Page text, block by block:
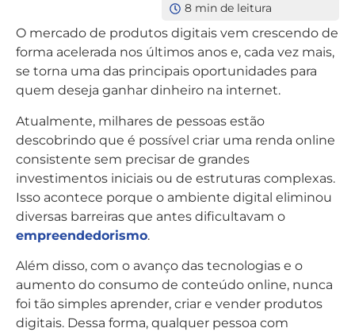
8 min de leitura
O mercado de produtos digitais vem crescendo de
forma acelerada nos últimos anos e, cada vez mais,
se torna uma das principais oportunidades para
quem deseja ganhar dinheiro na internet.
Atualmente, milhares de pessoas estão
descobrindo que é possível criar uma renda online
consistente sem precisar de grandes
investimentos iniciais ou de estruturas complexas.
Isso acontece porque o ambiente digital eliminou
diversas barreiras que antes dificultavam o
empreendedorismo.
Além disso, com o avanço das tecnologias e o
aumento do consumo de conteúdo online, nunca
foi tão simples aprender, criar e vender produtos
digitais. Dessa forma, qualquer pessoa com